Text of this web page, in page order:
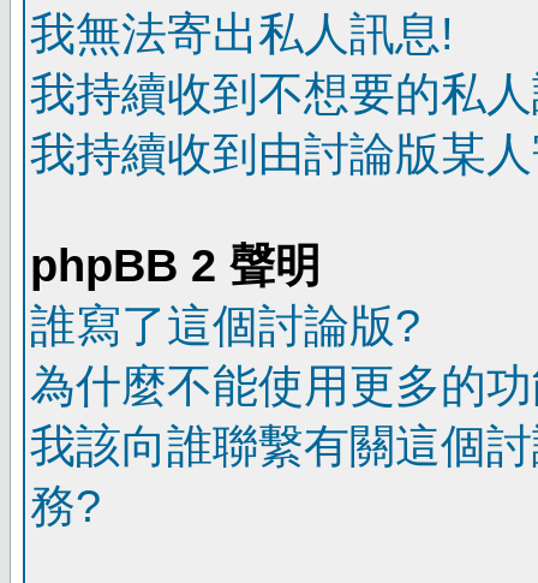
我無法寄出私人訊息!
我持續收到不想要的私
我持續收到由討論版某
phpBB 2 聲明
誰寫了這個討論版?
為什麼不能使用更多的
我該向誰聯繫有關這個
務?